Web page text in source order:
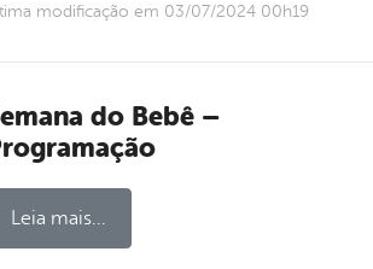
modificação em 03/07/2024 00h19
do Bebê –
Leia mais...